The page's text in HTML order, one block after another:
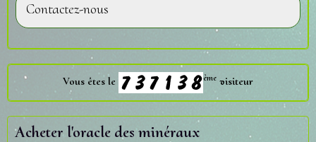
Contactez-nous
Vous êtes le ème visiteur
Acheter l'oracle des minéraux